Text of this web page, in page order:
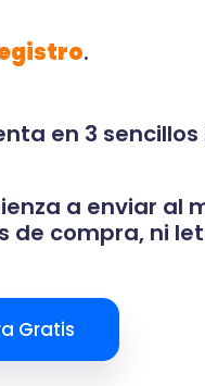
.
en 3 sencillos
a enviar al
de compra, ni
Gratis